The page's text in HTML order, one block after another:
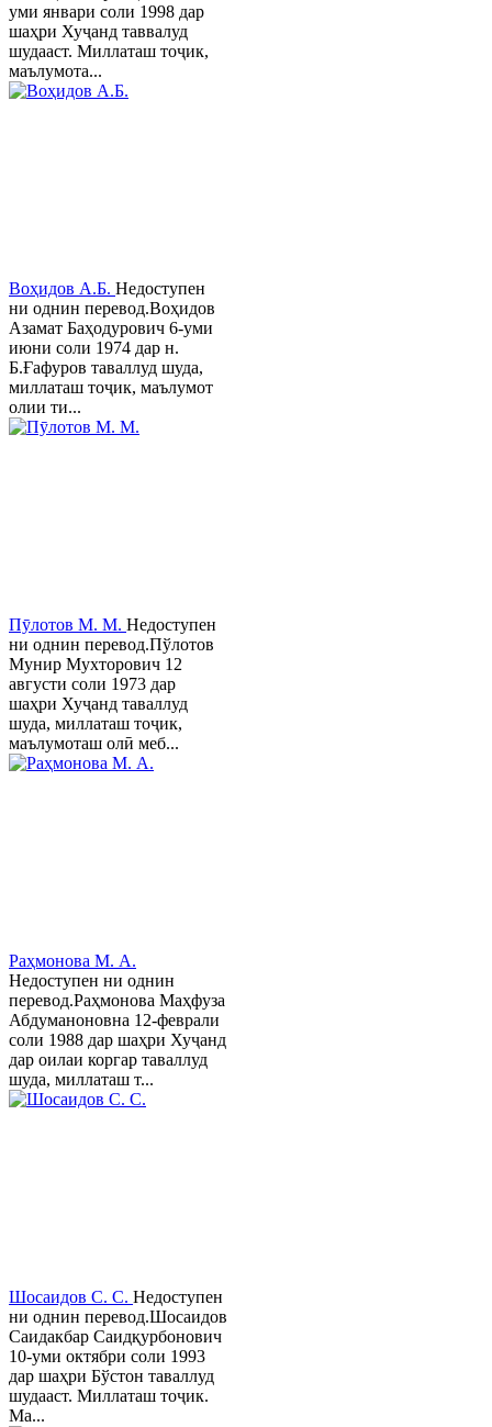
уми январи соли 1998 дар
шаҳри Хуҷанд таввалуд
шудааст. Миллаташ тоҷик,
маълумота...
Воҳидов А.Б. Недоступен
ни однин перевод.Воҳидов
Азамат Баҳодурович 6-уми
июни соли 1974 дар н.
Б.Ғафуров таваллуд шуда,
миллаташ тоҷик, маълумот
олии ти...
Пӯлотов М. М. Недоступен
ни однин перевод.Пўлотов
Мунир Мухторович 12
августи соли 1973 дар
шаҳри Хуҷанд таваллуд
шуда, миллаташ тоҷик,
маълумоташ олӣ меб...
Раҳмонова М. А.
Недоступен ни однин
перевод.Раҳмонова Маҳфуза
Абдуманоновна 12-феврали
соли 1988 дар шаҳри Хуҷанд
дар оилаи коргар таваллуд
шуда, миллаташ т...
Шосаидов С. С. Недоступен
ни однин перевод.Шосаидов
Саидакбар Саидқурбонович
10-уми октябри соли 1993
дар шаҳри Бўстон таваллуд
шудааст. Миллаташ тоҷик.
Ма...